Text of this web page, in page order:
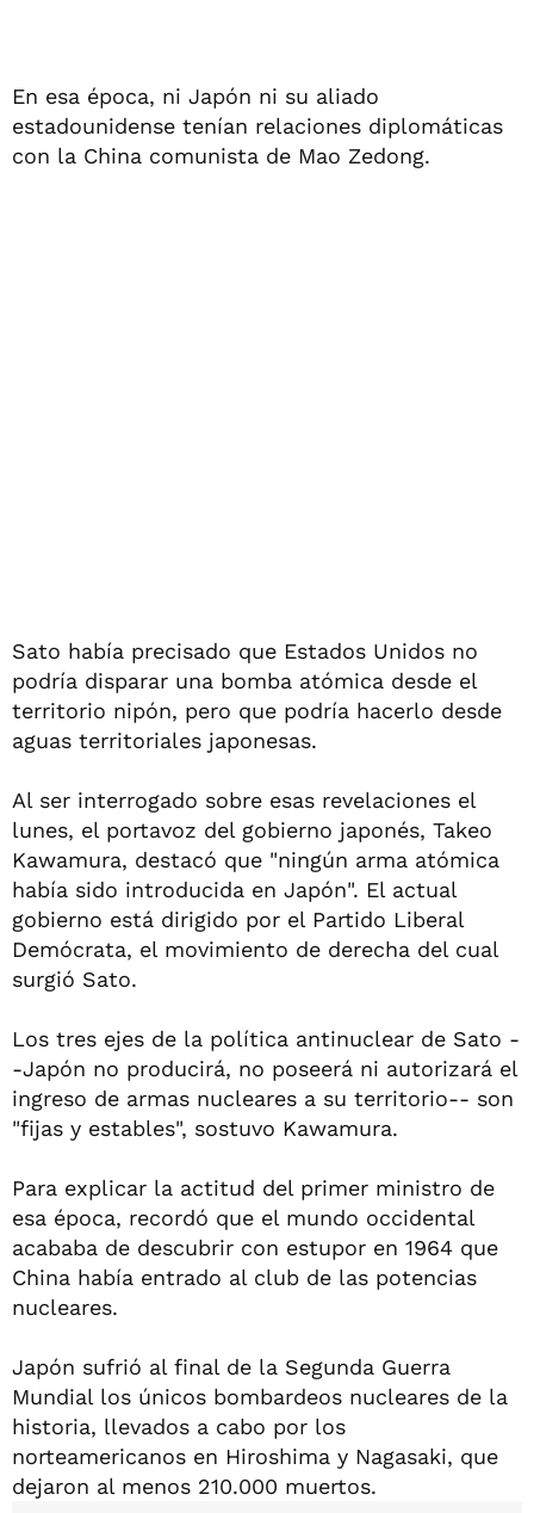
En esa época, ni Japón ni su aliado
estadounidense tenían relaciones diplomáticas
con la China comunista de Mao Zedong.
Sato había precisado que Estados Unidos no
podría disparar una bomba atómica desde el
territorio nipón, pero que podría hacerlo desde
aguas territoriales japonesas.
Al ser interrogado sobre esas revelaciones el
lunes, el portavoz del gobierno japonés, Takeo
Kawamura, destacó que "ningún arma atómica
había sido introducida en Japón". El actual
gobierno está dirigido por el Partido Liberal
Demócrata, el movimiento de derecha del cual
surgió Sato.
Los tres ejes de la política antinuclear de Sato -
-Japón no producirá, no poseerá ni autorizará el
ingreso de armas nucleares a su territorio-- son
"fijas y estables", sostuvo Kawamura.
Para explicar la actitud del primer ministro de
esa época, recordó que el mundo occidental
acababa de descubrir con estupor en 1964 que
China había entrado al club de las potencias
nucleares.
Japón sufrió al final de la Segunda Guerra
Mundial los únicos bombardeos nucleares de la
historia, llevados a cabo por los
norteamericanos en Hiroshima y Nagasaki, que
dejaron al menos 210.000 muertos.